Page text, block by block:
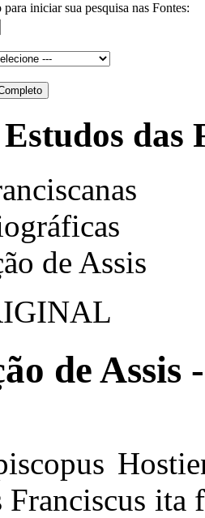
iniciar sua pesquisa nas Fontes:
das
de Assis
de Assis
Franciscus ita